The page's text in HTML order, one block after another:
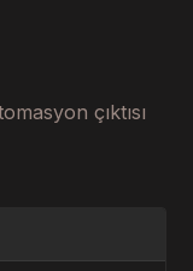
çıktısı